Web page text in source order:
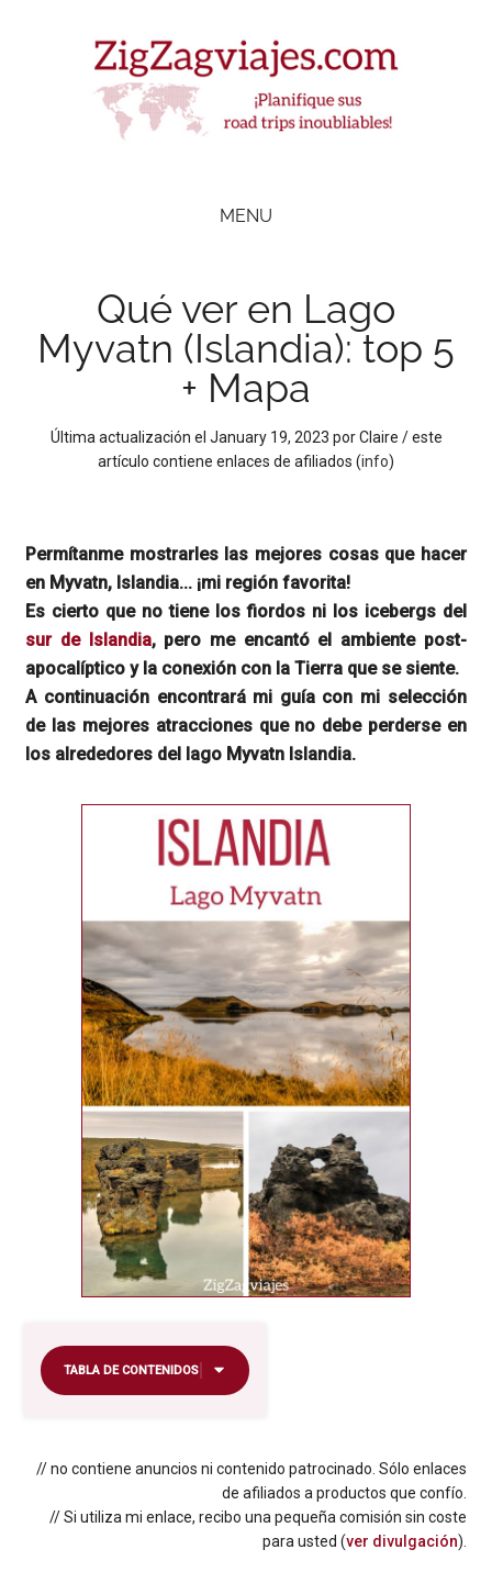
MENU
Qué ver en Lago
Myvatn (Islandia): top 5
+ Mapa
Última actualización el January 19, 2023 porClaire / este
artículo contiene enlaces de afiliados (info)
Permítanme mostrarles las mejores cosas que hacer
en Myvatn, Islandia... ¡mi región favorita!
Es cierto que no tiene los fiordos ni los icebergs del
sur de Islandia, pero me encantó el ambiente post-
apocalíptico y la conexión con la Tierra que se siente.
A continuación encontrará mi guía con mi selección
de las mejores atracciones que no debe perderse en
los alrededores del lago Myvatn Islandia.
TABLA DE CONTENIDOS
// no contiene anuncios ni contenido patrocinado. Sólo enlaces
de afiliados a productos que confío.
// Si utiliza mi enlace, recibo una pequeña comisión sin coste
para usted (ver divulgación).